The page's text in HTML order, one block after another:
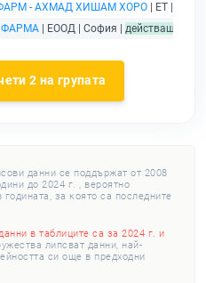
- АХМАД ХИШАМ ХОРО | ЕТ | гр.
ФАРМА | ЕООД | София | действащ
2 на групата
данни се поддържат от 2008
до 2024 г. , вероятно
за която са последните
в таблиците са за 2024 г. и
липсват данни, най-
си още в предходни